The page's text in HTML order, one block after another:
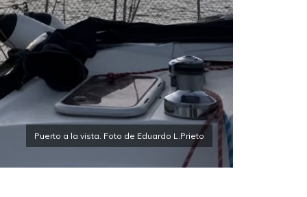
Puerto a la vista. Foto de Eduardo L.Prieto